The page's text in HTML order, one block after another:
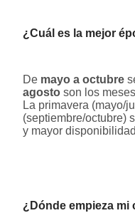
¿Cuál es la mejor
De mayo a octubre
agosto son los
La primavera (mayo/
(septiembre/octubre)
y mayor
¿Dónde empieza mi